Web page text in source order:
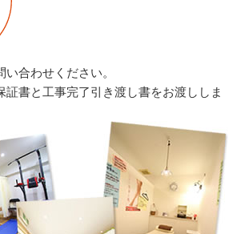
合わせください。
証書と工事完了引き渡し書をお渡ししま